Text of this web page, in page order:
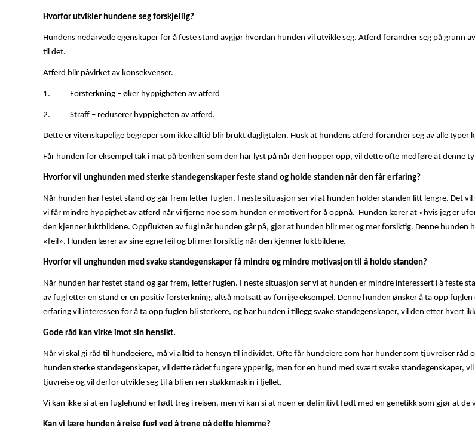
Hvorfor utvikler hundene seg forskjellig?
Hundens nedarvede egenskaper for å feste stand avgjør hvordan hunden vil utvikle seg. Atferd forandrer seg på grunn
til det.
Atferd blir påvirket av konsekvenser.
1. Forsterkning – øker hyppigheten av atferd
2. Straff – reduserer hyppigheten av atferd.
Dette er vitenskapelige begreper som ikke alltid blir brukt dagligtalen. Husk at hundens atferd forandrer seg av alle typer
Får hunden for eksempel tak i mat på benken som den har lyst på når den hopper opp, vil dette ofte medføre at denne
Hvorfor vil unghunden med sterke standegenskaper feste stand og holde standen når den får erfaring?
Når hunden har festet stand og går frem letter fuglen. I neste situasjon ser vi at hunden holder standen litt lengre. Det
vi får mindre hyppighet av atferd når vi fjerne noe som hunden er motivert for å oppnå. Hunden lærer at «hvis jeg er
den kjenner luktbildene. Oppflukten av fugl når hunden går på, gjør at hunden blir mer og mer forsiktig. Denne hunden
«feil». Hunden lærer av sine egne feil og bli mer forsiktig når den kjenner luktbildene.
Hvorfor vil unghunden med svake standegenskaper få mindre og mindre motivasjon til å holde standen?
Når hunden har festet stand og går frem, letter fuglen. I neste situasjon ser vi at hunden er mindre interessert i å feste
av fugl etter en stand er en positiv forsterkning, altså motsatt av forrige eksempel. Denne hunden ønsker å ta opp
erfaring vil interessen for å ta opp fuglen bli sterkere, og har hunden i tillegg svake standegenskaper, vil den etter hvert
Gode råd kan virke imot sin hensikt.
Når vi skal gi råd til hundeeiere, må vi alltid ta hensyn til individet. Ofte får hundeiere som har hunder som tjuvreiser
hunden sterke standegenskaper, vil dette rådet fungere ypperlig, men for en hund med svært svake standegenskaper,
tjuvreise og vil derfor utvikle seg til å bli en ren støkkmaskin i fjellet.
Vi kan ikke si at en fuglehund er født treg i reisen, men vi kan si at noen er definitivt født med en genetikk som gjør at